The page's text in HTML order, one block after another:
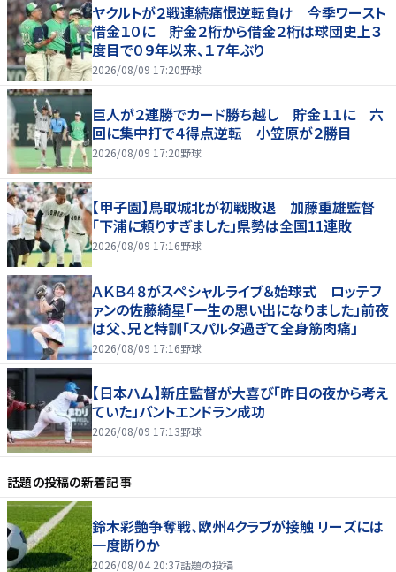
ヤクルトが２戦連続痛恨逆転負け 今季ワースト
借金１０に 貯金２桁から借金２桁は球団史上３
度目で０９年以来、１７年ぶり
2026/08/09 17:20野球
巨人が２連勝でカード勝ち越し 貯金１１に 六
回に集中打で４得点逆転 小笠原が２勝目
2026/08/09 17:20野球
【甲子園】鳥取城北が初戦敗退 加藤重雄監督
「下浦に頼りすぎました」県勢は全国11連敗
2026/08/09 17:16野球
ＡＫＢ４８がスペシャルライブ＆始球式 ロッテフ
ァンの佐藤綺星「一生の思い出になりました」前夜
は父、兄と特訓「スパルタ過ぎて全身筋肉痛」
2026/08/09 17:16野球
【日本ハム】新庄監督が大喜び「昨日の夜から考え
ていた」バントエンドラン成功
2026/08/09 17:13野球
話題の投稿の新着記事
鈴木彩艶争奪戦、欧州4クラブが接触 リーズには
一度断りか
2026/08/04 20:37話題の投稿